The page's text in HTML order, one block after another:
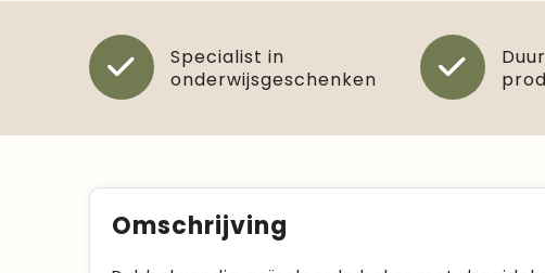
Specialist in
onderwijsgeschenken
Omschrijving